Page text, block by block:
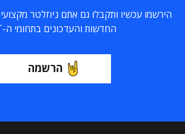
הירשמו עכשיו ותקבלו גם אתם ניוזלטר
החדשות והעדכונים בתחומי ה-ICT
הרשמה